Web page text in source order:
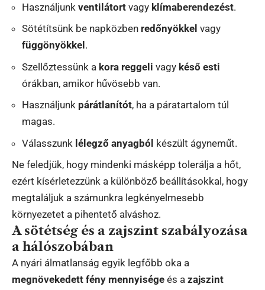
Használjunk ventilátort vagy klímaberendezést.
Sötétítsünk be napközben redőnyökkel vagy
függönyökkel .
Szellőztessünk a kora reggeli vagy késő esti
órákban, amikor hűvösebb van.
Használjunk párátlanítót, ha a páratartalom túl
magas.
Válasszunk lélegző anyagból készült ágyneműt.
Ne feledjük, hogy mindenki másképp tolerálja a hőt,
ezért kísérletezzünk a különböző beállításokkal, hogy
megtaláljuk a számunkra legkényelmesebb
környezetet a pihentető alváshoz.
A sötétség és a zajszint szabályozása
a hálószobában
A nyári álmatlanság egyik legfőbb oka a
megnövekedett fény mennyisége és a zajszint